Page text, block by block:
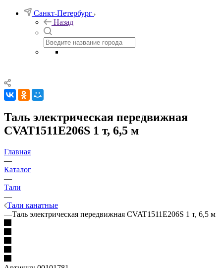
Санкт-Петербург
Назад
Таль электрическая передвижная
CVAT1511E206S 1 т, 6,5 м
Главная
—
Каталог
—
Тали
—
Тали канатные
—Таль электрическая передвижная CVAT1511E206S 1 т, 6,5 м